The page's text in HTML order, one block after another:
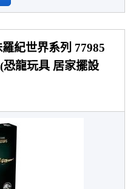
紀世界系列 77985
龍玩具 居家擺設